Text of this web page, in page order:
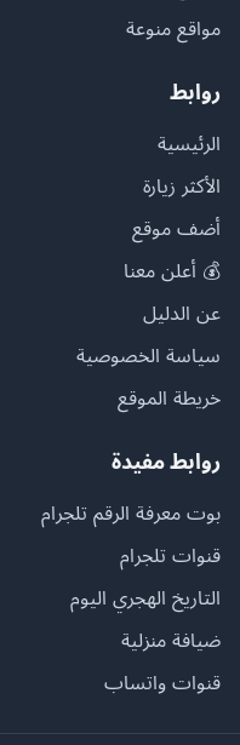
مواقع منوعة
روابط
الرئيسية
الأكثر زيارة
أضف موقع
💰 أعلن معنا
عن الدليل
سياسة الخصوصية
خريطة الموقع
روابط مفيدة
بوت معرفة الرقم تلجرام
قنوات تلجرام
التاريخ الهجري اليوم
ضيافة منزلية
قنوات واتساب